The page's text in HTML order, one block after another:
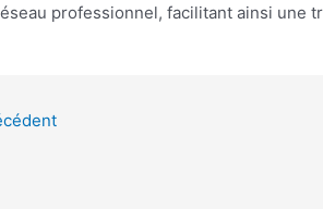
professionnel, facilitant ainsi une